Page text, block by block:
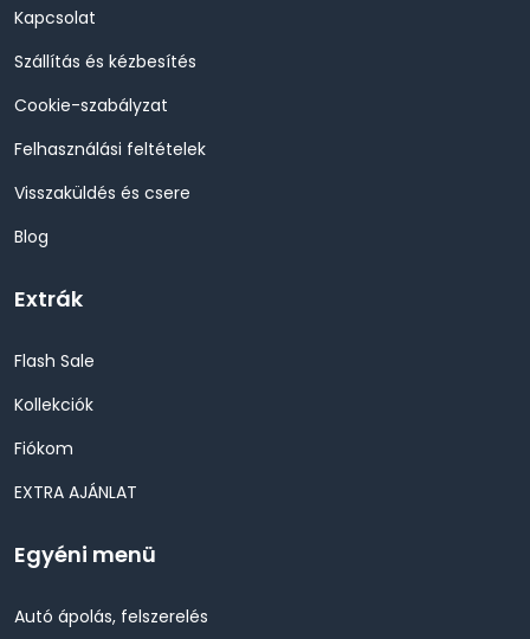
Kapcsolat
Szállítás és kézbesítés
Cookie-szabályzat
Felhasználási feltételek
Visszaküldés és csere
Blog
Extrák
Flash Sale
Kollekciók
Fiókom
EXTRA AJÁNLAT
Egyéni menü
Autó ápolás, felszerelés